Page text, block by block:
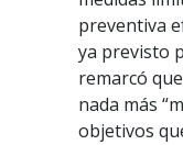
preventiva
ya previsto
remarcó
nada más
objetivos